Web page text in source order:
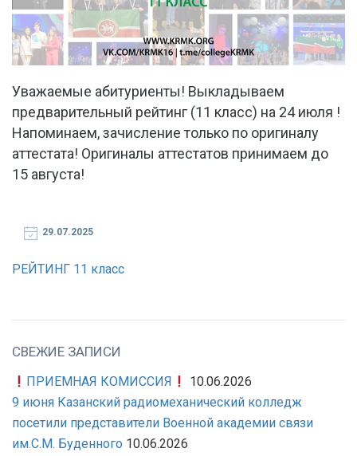
Уважаемые абитуриенты! Выкладываем
предварительный рейтинг (11 класс) на 24 июля !
Напоминаем, зачисление только по оригиналу
аттестата! Оригиналы аттестатов принимаем до
15 августа!
29.07.2025
РЕЙТИНГ 11 класс
СВЕЖИЕ ЗАПИСИ
ПРИЕМНАЯ КОМИССИЯ
10.06.2026
9 июня Казанский радиомеханический колледж
посетили представители Военной академии связи
им.С.М. Буденного 10.06.2026